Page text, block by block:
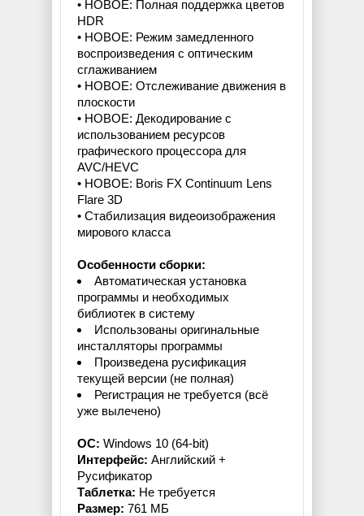
• НОВОЕ: Полная поддержка цветов
HDR
• НОВОЕ: Режим замедленного
воспроизведения с оптическим
сглаживанием
• НОВОЕ: Отслеживание движения в
плоскости
• НОВОЕ: Декодирование с
использованием ресурсов
графического процессора для
AVC/HEVC
• НОВОЕ: Boris FX Continuum Lens
Flare 3D
• Стабилизация видеоизображения
мирового класса
Особенности сборки:
Автоматическая установка
программы и необходимых
библиотек в систему
Использованы оригинальные
инсталляторы программы
Произведена русификация
текущей версии (не полная)
Регистрация не требуется (всё
уже вылечено)
ОС: Windows 10 (64-bit)
Интерфейс: Английский +
Русификатор
Таблетка: Не требуется
Размер: 761 МБ